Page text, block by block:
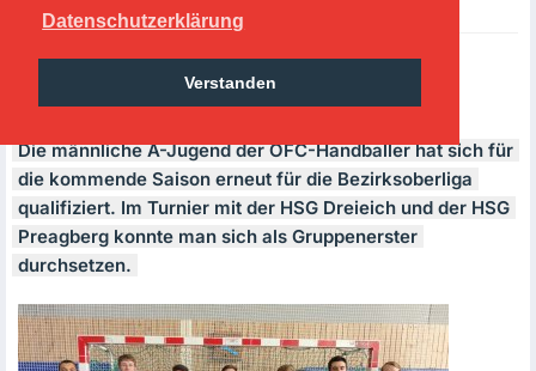
Datenschutzerklärung
Verstanden
A-Jugend wieder für BOL
qualifiziert
Die männliche A-Jugend derOFC-Handballer hat sich für
die kommende Saison erneut für die Bezirksoberliga
qualifiziert. Im Turnier mit der HSG Dreieich und der HSG
Preagberg konnte man sich als Gruppenerster
durchsetzen.
Thursday, 12.05.2016